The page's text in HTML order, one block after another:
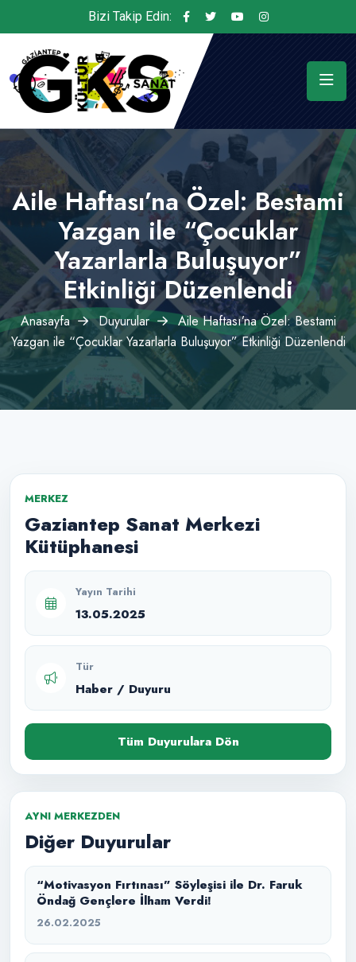
Bizi Takip Edin:
Aile Haftası’na Özel: Bestami
Yazgan ile “Çocuklar
Yazarlarla Buluşuyor”
Etkinliği Düzenlendi
Anasayfa Duyurular
Aile Haftası’na Özel: Bestami
Yazgan ile “Çocuklar Yazarlarla Buluşuyor” Etkinliği Düzenlendi
MERKEZ
Gaziantep Sanat Merkezi
Kütüphanesi
Yayın Tarihi
13.05.2025
Tür
Haber / Duyuru
Tüm Duyurulara Dön
AYNI MERKEZDEN
Diğer Duyurular
“Motivasyon Fırtınası” Söyleşisi ile Dr. Faruk
Öndağ Gençlere İlham Verdi!
26.02.2025